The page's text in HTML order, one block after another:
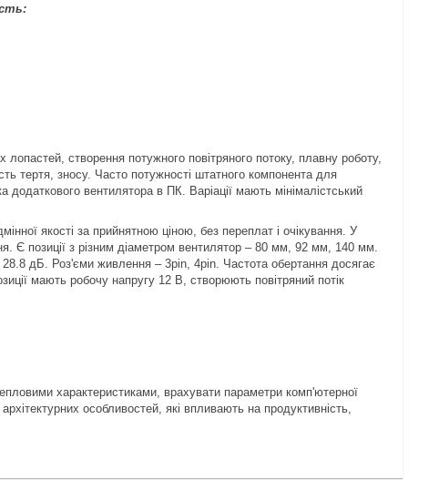
створення потужного повітряного потоку, плавну роботу,
тертя, зносу. Часто потужності штатного компонента для
вентилятора в ПК. Варіації мають мінімалістський
якості за прийнятною ціною, без переплат і очікування. У
Є позиції з різним діаметром вентилятор – 80 мм, 92 мм, 140 мм.
дБ. Роз'єми живлення – 3pin, 4pin. Частота обертання досягає
мають робочу напругу 12 В, створюють повітряний потік
характеристиками, врахувати параметри комп'ютерної
особливостей, які впливають на продуктивність,